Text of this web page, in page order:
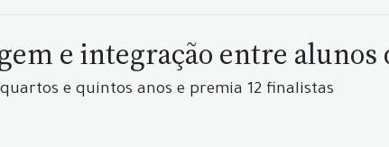
e integração entre
e quintos anos e premia 12 finalistas